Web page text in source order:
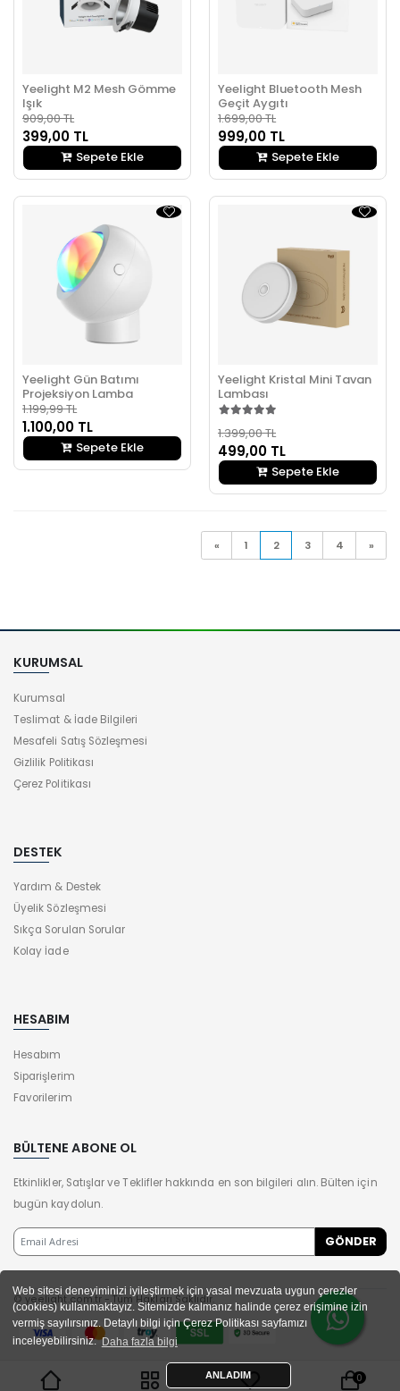
Web sitesi deneyiminizi iyileştirmek için yasal mevzuata uygun çerezler
(cookies) kullanmaktayız. Sitemizde kalmanız halinde çerez erişimine izin
vermiş sayılırsınız. Detaylı bilgi için Çerez Politikası sayfamızı
inceleyebilirsiniz.Daha fazla bilgi
ANLADIM
Yeelight M2 Mesh Gömme
Işık
909,00 TL
399,00 TL
Sepete Ekle
Yeelight Bluetooth Mesh
Geçit Aygıtı
1.699,00 TL
999,00 TL
Sepete Ekle
Yeelight Gün Batımı
Projeksiyon Lamba
1.199,99 TL
1.100,00 TL
Sepete Ekle
Yeelight Kristal Mini Tavan
Lambası
1.399,00 TL
499,00 TL
Sepete Ekle
« 1 2 3 4 »
KURUMSAL
Kurumsal
Teslimat & İade Bilgileri
Mesafeli Satış Sözleşmesi
Gizlilik Politikası
Çerez Politikası
DESTEK
Yardım & Destek
Üyelik Sözleşmesi
Sıkça Sorulan Sorular
Kolay İade
HESABIM
Hesabım
Siparişlerim
Favorilerim
BÜLTENE ABONE OL
Etkinlikler, Satışlar ve Teklifler hakkında en son bilgileri alın. Bülten için
bugün kaydolun.
© yeelight.com.tr - Tüm Hakları Saklıdır.
0